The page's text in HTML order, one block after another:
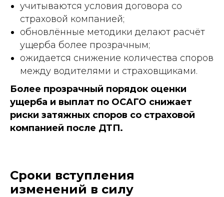
учитываются условия договора со
страховой компанией;
обновлённые методики делают расчёт
ущерба более прозрачным;
ожидается снижение количества споров
между водителями и страховщиками.
Более прозрачный порядок оценки
ущерба и выплат по ОСАГО снижает
риски затяжных споров со страховой
компанией после ДТП.
Сроки вступления
изменений в силу